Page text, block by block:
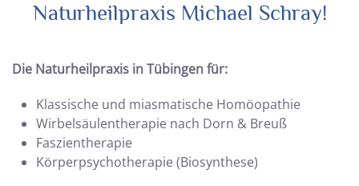
Naturheilpraxis Michael Schray!
Die Naturheilpraxis in Tübingen für:
Klassische und miasmatische Homöopathie
Wirbelsäulentherapie nach Dorn & Breuß
Faszientherapie
Körperpsychotherapie (Biosynthese)